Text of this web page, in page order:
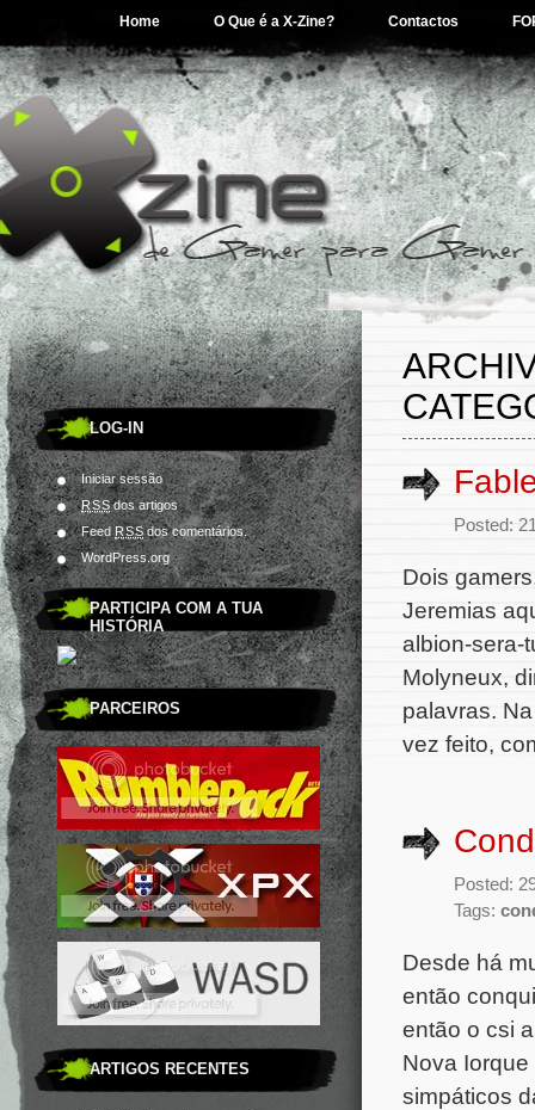
Home O Que é a X-Zine? Contactos
LOG-IN
Iniciar sessão
RSSdos artigos
FeedRSSdos comentários.
WordPress.org
PARTICIPA COM A TUA
HISTÓRIA
PARCEIROS
ARTIGOS RECENTES
Posted:
Dois
Jeremias
albion-sera-
Molyneux,
palavras.
vez feito,
Posted:
Tags:
Desde há
então
então o csi
Nova
simpáticos